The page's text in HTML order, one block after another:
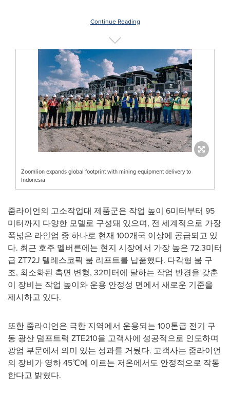
Continue Reading
Zoomlion expands global footprint with mining equipment delivery to
Indonesia
줌라이언의 고소작업대 제품군은 작업 높이 6미터부터 95
미터까지 다양한 모델로 구성돼 있으며, 전 세계적으로 가장
폭넓은 라인업 중 하나로 현재 100개국 이상에 공급되고 있
다. 최근 호주 멜버른에는 현지 시장에서 가장 높은 72.3미터
급 ZT72J 텔레스코픽 붐 리프트를 납품했다. 다각형 붐 구
조, 최소화된 측면 변형, 32미터에 달하는 작업 반경을 갖춘
이 장비는 작업 높이와 운용 안정성 면에서 새로운 기준을
제시하고 있다.
또한 줌라이언은 극한 지역에서 운용되는 100톤급 전기 구
동 광산 덤프트럭 ZTE210을 고객사에 성공적으로 인도하며
광업 부문에서 의미 있는 성과를 거뒀다. 고객사는 줌라이언
의 장비가 영하 45℃에 이르는 저온에서도 안정적으로 작동
한다고 밝혔다.